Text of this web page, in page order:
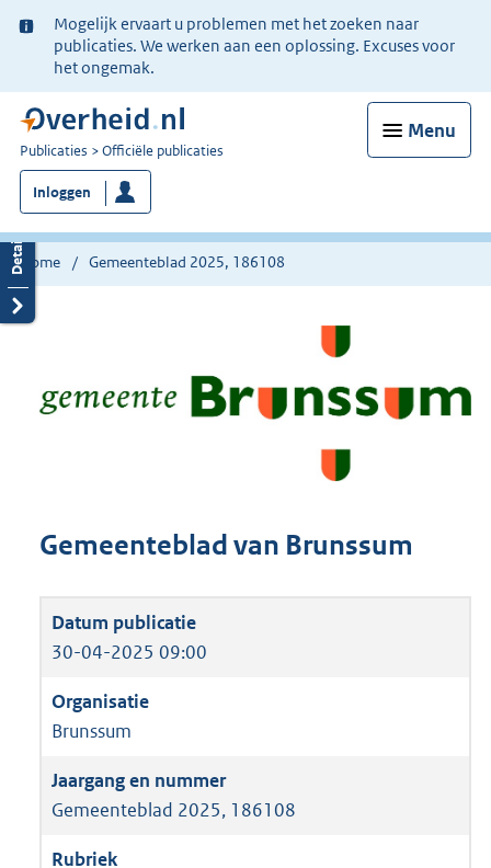
Ter
informatie:
Mogelijk ervaart u problemen met het zoeken naar
publicaties. We werken aan een oplossing. Excuses voor
het ongemak.
Menu
U
bent
nu
hier:
Publicaties Officiële publicaties
Inloggen
Home Gemeenteblad 2025, 186108
Gemeenteblad van Brunssum
30-04-2025 09:00
Brunssum
Gemeenteblad 2025, 186108